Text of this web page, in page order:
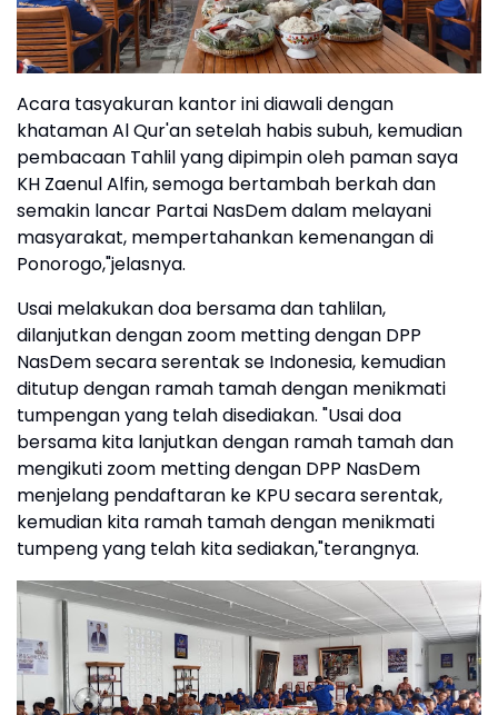
Acara tasyakuran kantor ini diawali dengan
khataman Al Qur'an setelah habis subuh, kemudian
pembacaan Tahlil yang dipimpin oleh paman saya
KH Zaenul Alfin, semoga bertambah berkah dan
semakin lancar Partai NasDem dalam melayani
masyarakat, mempertahankan kemenangan di
Ponorogo,"jelasnya.
Usai melakukan doa bersama dan tahlilan,
dilanjutkan dengan zoom metting dengan DPP
NasDem secara serentak se Indonesia, kemudian
ditutup dengan ramah tamah dengan menikmati
tumpengan yang telah disediakan. "Usai doa
bersama kita lanjutkan dengan ramah tamah dan
mengikuti zoom metting dengan DPP NasDem
menjelang pendaftaran ke KPU secara serentak,
kemudian kita ramah tamah dengan menikmati
tumpeng yang telah kita sediakan,"terangnya.